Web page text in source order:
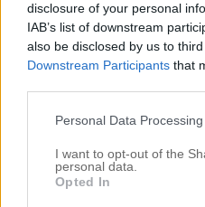
disclosure of your personal
IAB’s list of downstream
also be disclosed by us to
Downstream Participants that
Personal Data
I want to opt-out of the
personal data.
Opted In
Snapshots från
denna ö för drygt 1
spenderade 4 dagar
hann också njuta av
berömma mig själv
och på riktigt suger in
tacksam